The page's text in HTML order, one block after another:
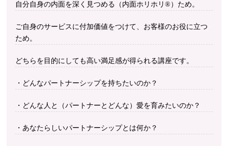
自分自身の内面を深く見つめる（内面ホリホリ®︎）ため。
ご自身のサービスに付加価値をつけて、お客様のお役に立つ
ため。
どちらを目的にしても高い満足感が得られる講座です。
・どんなパートナーシップを持ちたいのか？
・どんな人と（パートナーとどんな）愛を育みたいのか？
・あなたらしいパートナーシップとは何か？